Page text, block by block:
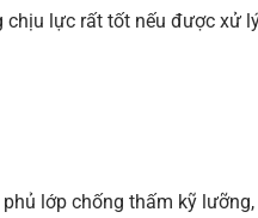
chịu lực rất tốt nếu được xử
lớp chống thấm kỹ lưỡng,